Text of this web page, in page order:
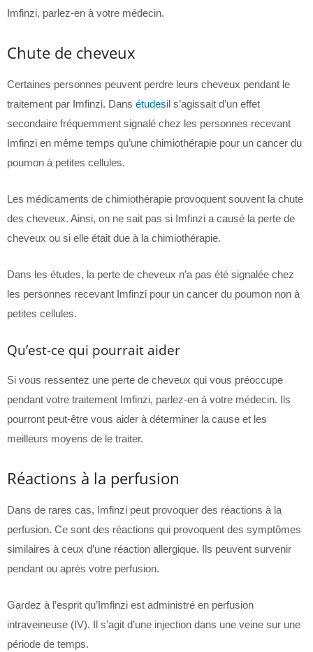
Imfinzi, parlez-en à votre médecin.
Chute de cheveux
Certaines personnes peuvent perdre leurs cheveux pendant le
traitement par Imfinzi. Dans étudesil s’agissait d’un effet
secondaire fréquemment signalé chez les personnes recevant
Imfinzi en même temps qu’une chimiothérapie pour un cancer du
poumon à petites cellules.
Les médicaments de chimiothérapie provoquent souvent la chute
des cheveux. Ainsi, on ne sait pas si Imfinzi a causé la perte de
cheveux ou si elle était due à la chimiothérapie.
Dans les études, la perte de cheveux n’a pas été signalée chez
les personnes recevant Imfinzi pour un cancer du poumon non à
petites cellules.
Qu’est-ce qui pourrait aider
Si vous ressentez une perte de cheveux qui vous préoccupe
pendant votre traitement Imfinzi, parlez-en à votre médecin. Ils
pourront peut-être vous aider à déterminer la cause et les
meilleurs moyens de le traiter.
Réactions à la perfusion
Dans de rares cas, Imfinzi peut provoquer des réactions à la
perfusion. Ce sont des réactions qui provoquent des symptômes
similaires à ceux d’une réaction allergique. Ils peuvent survenir
pendant ou après votre perfusion.
Gardez à l’esprit qu’Imfinzi est administré en perfusion
intraveineuse (IV). Il s’agit d’une injection dans une veine sur une
période de temps.